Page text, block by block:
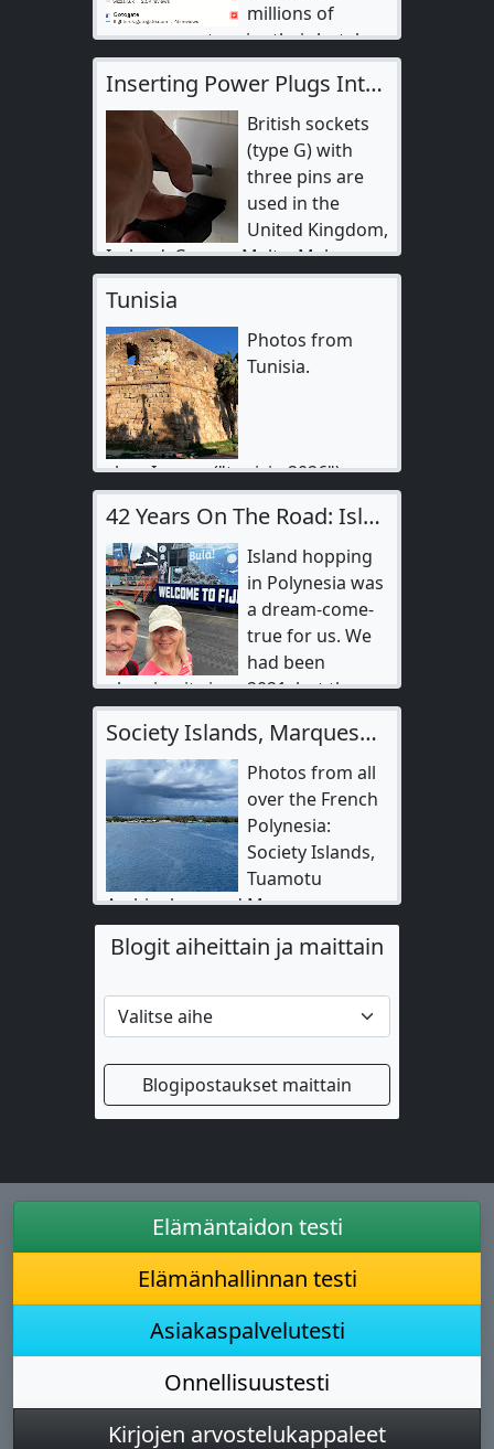
millions of
passengers to miss their hotel
booking…
Inserting Power Plugs Into British Sockets Without Adaptor
British sockets
(type G) with
three pins are
used in the
United Kingdom,
Ireland, Cyprus, Malta, Mal…
Tunisia
Photos from
Tunisia.
showImages("tunisia-2026"); -->…
42 Years On The Road: Island Hopping In Polynesia
Island hopping
in Polynesia was
a dream-come-
true for us. We
had been
planning it since 2021, but th…
Society Islands, Marquesas Archipelago and Tuamotu Archipelago in French Polynesia, France
Photos from all
over the French
Polynesia:
Society Islands,
Tuamotu
Archipelago and Marquesas
Archip…
Blogit aiheittain ja maittain
Blogipostaukset maittain
Elämäntaidon testi
Elämänhallinnan testi
Asiakaspalvelutesti
Onnellisuustesti
Kirjojen arvostelukappaleet